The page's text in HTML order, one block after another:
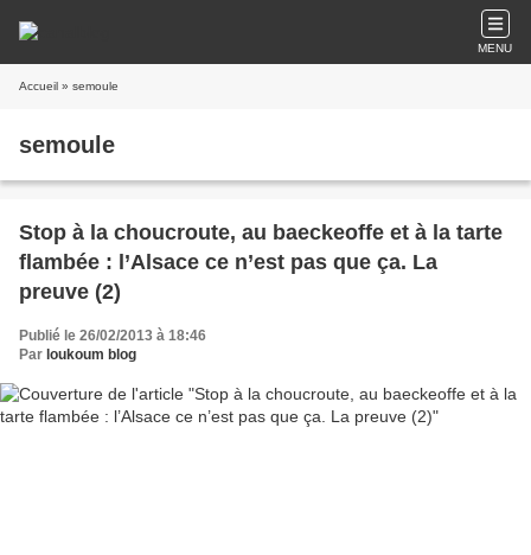
MENU
Accueil » semoule
semoule
Stop à la choucroute, au baeckeoffe et à la tarte
flambée : l’Alsace ce n’est pas que ça. La
preuve (2)
Publié le 26/02/2013 à 18:46
Par loukoum blog